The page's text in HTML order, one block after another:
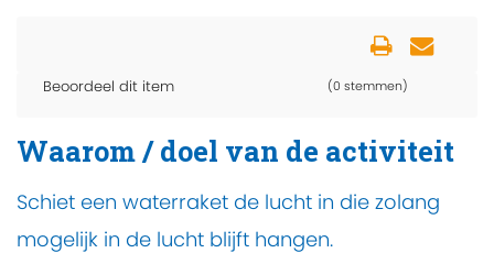
Beoordeel dit item (0 stemmen)
Waarom / doel van de activiteit
Schiet een waterraket de lucht in die zolang
mogelijk in de lucht blijft hangen.